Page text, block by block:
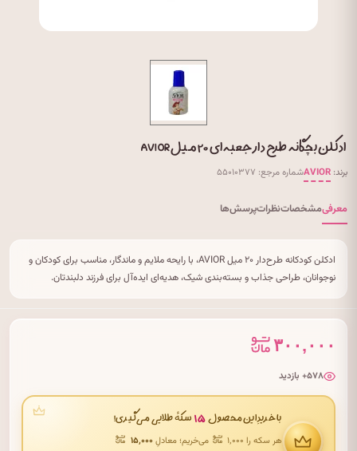
ادکلن بچگانه طرح دار جعبه ای ۲۰ میل AVIOR
برند: AVIORشماره مرجع: ۵۵۰۱۰۳۷۷
معرفیمشخصاتنظراتپرسش‌ها
ادکلن کودکانه طرح‌دار ۲۰ میل AVIOR، با رایحه ملایم و ماندگار، مناسب برای کودکان و
نوجوانان، طراحی جذاب و بسته‌بندی شیک، هدیه‌ای ایده‌آل برای فرزند دلبندتان.
۳۰۰,۰۰۰
۵۷۸+ بازدید
با خریدِ این محصول ۱۵ سکهٔ طلایی می‌گیری!
هر سکه را ۱٬۰۰۰ می‌خریم؛ معادلِ۱۵٬۰۰۰